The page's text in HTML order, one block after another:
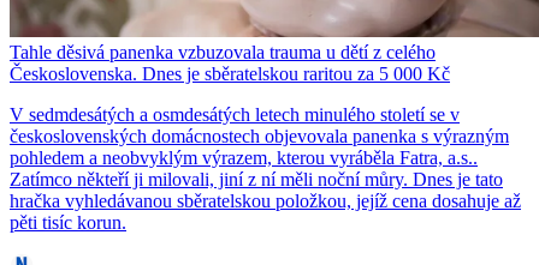
Tahle děsivá panenka vzbuzovala trauma u dětí z celého
Československa. Dnes je sběratelskou raritou za 5 000 Kč
V sedmdesátých a osmdesátých letech minulého století se v
československých domácnostech objevovala panenka s výrazným
pohledem a neobvyklým výrazem, kterou vyráběla Fatra, a.s..
Zatímco někteří ji milovali, jiní z ní měli noční můry. Dnes je tato
hračka vyhledávanou sběratelskou položkou, jejíž cena dosahuje až
pěti tisíc korun.